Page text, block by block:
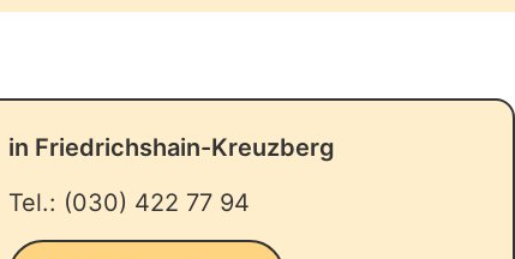
in Friedrichshain-Kreuzberg
Tel.: (030) 422 77 94